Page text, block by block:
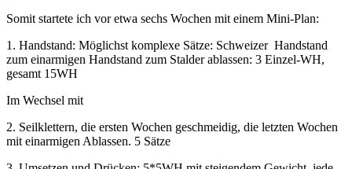
Somit startete ich vor etwa sechs Wochen mit einem Mini-Plan:
1. Handstand: Möglichst komplexe Sätze: Schweizer Handstand
zum einarmigen Handstand zum Stalder ablassen: 3 Einzel-WH,
gesamt 15WH
Im Wechsel mit
2. Seilklettern, die ersten Wochen geschmeidig, die letzten Wochen
mit einarmigen Ablassen. 5 Sätze